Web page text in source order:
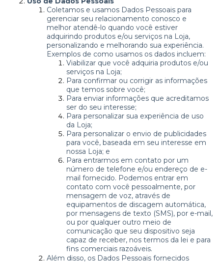
Coletamos e usamos Dados Pessoais para
gerenciar seu relacionamento conosco e
melhor atendê-lo quando você estiver
adquirindo produtos e/ou serviços na Loja,
personalizando e melhorando sua experiência.
Exemplos de como usamos os dados incluem:
Viabilizar que você adquiria produtos e/ou
serviços na Loja;
Para confirmar ou corrigir as informações
que temos sobre você;
Para enviar informações que acreditamos
ser do seu interesse;
Para personalizar sua experiência de uso
da Loja;
Para personalizar o envio de publicidades
para você, baseada em seu interesse em
nossa Loja; e
Para entrarmos em contato por um
número de telefone e/ou endereço de e-
mail fornecido. Podemos entrar em
contato com você pessoalmente, por
mensagem de voz, através de
equipamentos de discagem automática,
por mensagens de texto (SMS), por e-mail,
ou por qualquer outro meio de
comunicação que seu dispositivo seja
capaz de receber, nos termos da lei e para
fins comerciais razoáveis.
Além disso, os Dados Pessoais fornecidos